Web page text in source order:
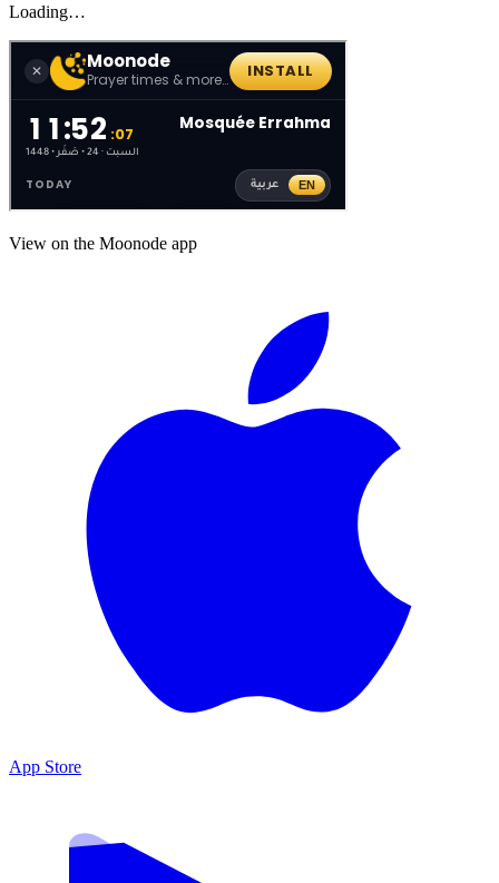
Loading…
View on the Moonode app
App Store